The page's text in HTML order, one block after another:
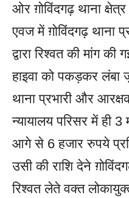
ओर ग़ोविंदगढ़ थाना
एवज में ग़ोविंदगढ़ थाना
द्वारा रिश्वत की मांग
हाइवा को पकड़कर लंबा
थाना प्रभारी और आरक्षक
न्यायालय परिसर में ही
आगे से 6 हजार रुपये
उसी की राशि देने
रिश्वत लेते वक्त